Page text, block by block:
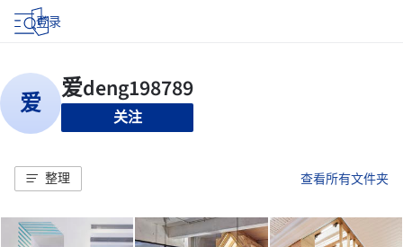
登录
关注
整理 查看所有文件夹